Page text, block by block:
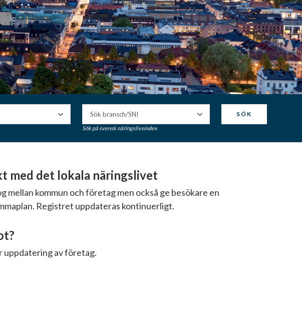
Sök på svensk näringslivsindex
SÖK
med det lokala näringslivet
kommun och företag men också ge besökare en
Registret uppdateras kontinuerligt.
uppdatering av företag.